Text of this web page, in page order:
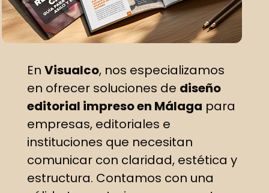
En Visualco, nos especializamos
en ofrecer soluciones de diseño
editorial impreso en Málaga para
empresas, editoriales e
instituciones que necesitan
comunicar con claridad, estética y
estructura. Contamos con una